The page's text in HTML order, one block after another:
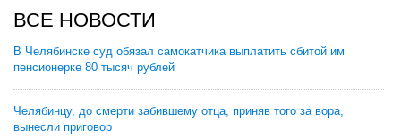
ВСЕ НОВОСТИ
В Челябинске суд обязал самокатчика выплатить сбитой им
пенсионерке 80 тысяч рублей
Челябинцу, до смерти забившему отца, приняв того за вора,
вынесли приговор